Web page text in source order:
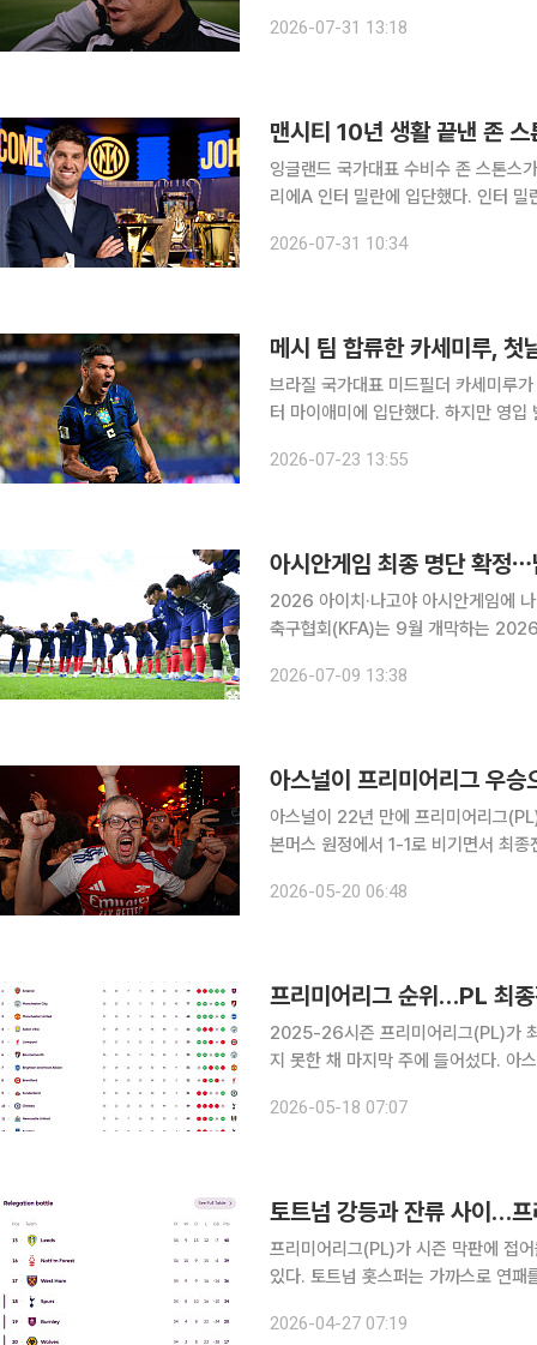
지시간) 하우 감독이 뉴캐슬 수뇌부
2026-07-31 13:18
맨시티 10년 생활 끝낸 존
잉글랜드 국가대표 수비수 존 스톤스
리에A 인터 밀란에 입단했다. 인터 밀란은 30일(현지시간) 스톤스와 2028년 6월 30일까지 계약
었다. 스톤스는 인터 밀란 구단을
2026-07-31 10:34
메시 팀 합류한 카세미루,
브라질 국가대표 미드필더 카세미루
터 마이애미에 입단했다. 하지만 영
루 영입을 발표한 직후 MLS가 계약
2026-07-23 13:55
아시안게임 최종 명단 확정
2026 아이치·나고야 아시안게임에 나
축구협회(KFA)는 9월 개막하는
이 출전하고, 여자 대표팀은 신상우
2026-07-09 13:38
아스널이 프리미어리그 우
아스널이 22년 만에 프리미어리그
본머스 원정에서 1-1로 비기면서 최
미켈 아르테타 감독은 2019년 12월
2026-05-20 06:48
프리미어리그 순위…PL 최종
2025-26시즌 프리미어리그(PL)가
지 못한 채 마지막 주에 들어섰다. 아
번 주말 프리미어리그에서는 상·하위
2026-05-18 07:07
토트넘 강등과 잔류 사이…
프리미어리그(PL)가 시즌 막판에 접
있다. 토트넘 홋스퍼는 가까스로 연패
으로 승리했다. 최근 리그 15경기 연
2026-04-27 07:19